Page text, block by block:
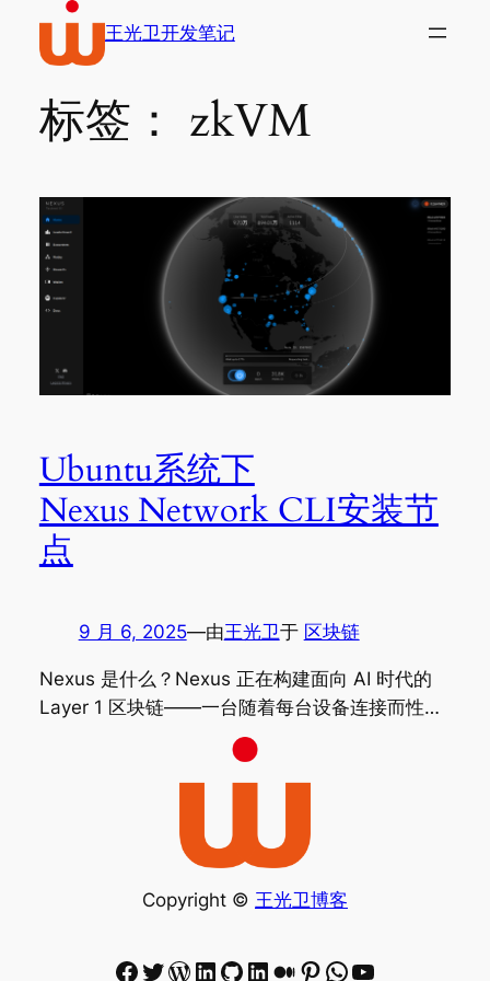
王光卫开发笔记
标签： zkVM
Ubuntu系统下
Nexus Network CLI安装节
点
9 月 6, 2025—由王光卫于 区块链
Nexus 是什么？Nexus 正在构建面向 AI 时代的
Layer 1 区块链——一台随着每台设备连接而性…
Copyright © 王光卫博客
Facebook
Twitter
WordPress
LinkedIn
GitHub
LinkedIn
Medium
Pinterest
WhatsApp
YouTube